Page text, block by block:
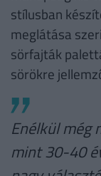
stílusban
meglátása
sörfajták
sörökre
Enélkül még
mint 30-40